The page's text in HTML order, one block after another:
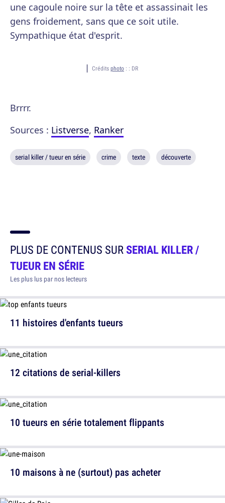
une cagoule noire sur la tête et assassinait les
gens froidement, sans que ce soit utile.
Sympathique état d'esprit.
Crédits photo : : DR
Brrrr.
Sources : Listverse, Ranker
serial killer / tueur en série crime texte découverte
PLUS DE CONTENUS SURSERIAL KILLER /
TUEUR EN SÉRIE
Les plus lus par nos lecteurs
11 histoires d'enfants tueurs
10 tueurs en série totalement flippants
12 citations de serial-killers
10 maisons à ne (surtout) pas acheter